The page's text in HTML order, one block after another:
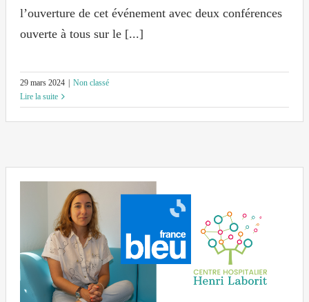
l’ouverture de cet événement avec deux conférences
ouverte à tous sur le [...]
29 mars 2024 | Non classé
Lire la suite